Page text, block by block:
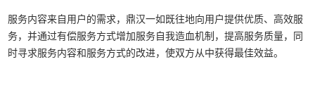
服务内容来自用户的需求，鼎汉一如既往地向用户提供优质、高效服
务，并通过有偿服务方式增加服务自我造血机制，提高服务质量，同
时寻求服务内容和服务方式的改进，使双方从中获得最佳效益。